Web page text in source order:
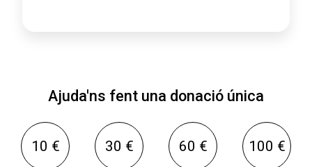
Ajuda'ns fent una donació única
10 € 30 € 60 € 100 €